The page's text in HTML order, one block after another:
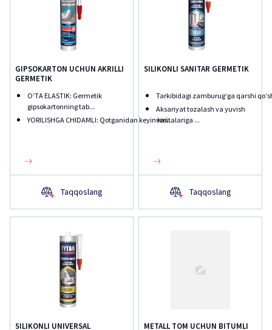
GIPSOKARTON UCHUN AKRILLI
GERMETIK
OʻTA ELASTIK: Germetik
gipsokartonning tab...
YORILISHGA CHIDAMLI: Qotganidan keyin kiri...
Taqqoslang
SILIKONLI SANITAR GERMETIK
Tarkibidagi zamburug‘ga qarshi
Aksariyat tozalash va yuvish
vositalariga ...
Taqqoslang
SILIKONLI UNIVERSAL METALL TOM UCHUN BITUMLI